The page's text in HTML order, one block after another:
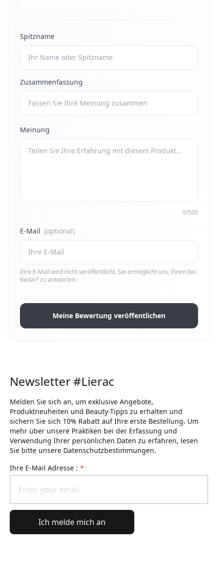
Spitzname
Zusammenfassung
Meinung
0/500
E-Mail (optional)
Ihre E-Mail wird nicht veröffentlicht. Sie ermöglicht uns, Ihnen bei
Bedarf zu antworten.
Meine Bewertung veröffentlichen
Newsletter #Lierac
Melden Sie sich an, um exklusive Angebote,
Produktneuheiten und Beauty-Tipps zu erhalten und
sichern Sie sich 10% Rabatt auf Ihre erste Bestellung. Um
mehr über unsere Praktiken bei der Erfassung und
Verwendung Ihrer persönlichen Daten zu erfahren, lesen
Sie bitte unsere Datenschutzbestimmungen.
Ihre E-Mail Adresse : *
Ich melde mich an